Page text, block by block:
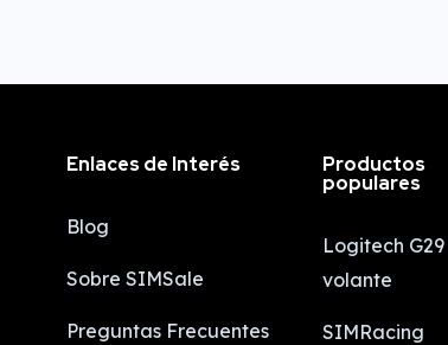
Enlaces de Interés
Blog
Sobre SIMSale
Preguntas Frecuentes
Productos
populares
Logitech G29
volante
SIMRacing